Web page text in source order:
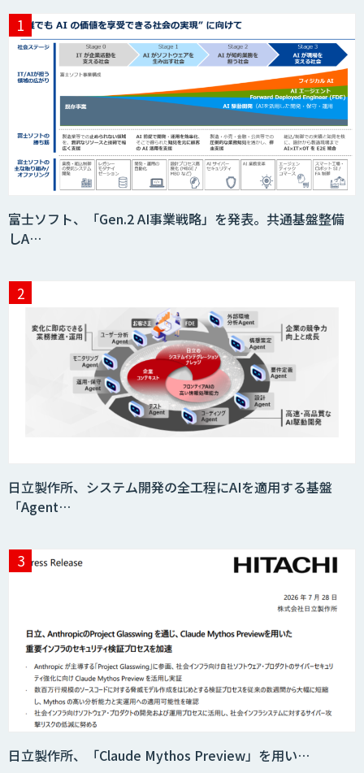
富士ソフト、「Gen.2 AI事業戦略」を発表。共通基盤整備
しA…
日立製作所、システム開発の全工程にAIを適用する基盤
「Agent…
日立製作所、「Claude Mythos Preview」を用い…